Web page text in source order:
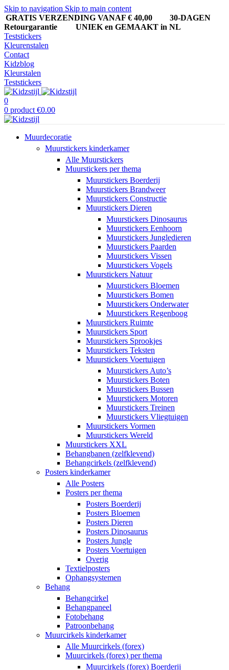
Skip to navigation Skip to main content
GRATIS VERZENDING VANAF € 40,00
30-DAGEN
Retourgarantie UNIEK en GEMAAKT in NL
Teststickers
Kleurenstalen
Contact
Kidzblog
Kleurstalen
Teststickers
0
0 product €0.00
Muurdecoratie
Muurstickers kinderkamer
Alle Muurstickers
Muurstickers per thema
Muurstickers Boerderij
Muurstickers Brandweer
Muurstickers Constructie
Muurstickers Dieren
Muurstickers Dinosaurus
Muurstickers Eenhoorn
Muurstickers Jungledieren
Muurstickers Paarden
Muurstickers Vissen
Muurstickers Vogels
Muurstickers Natuur
Muurstickers Bloemen
Muurstickers Bomen
Muurstickers Onderwater
Muurstickers Regenboog
Muurstickers Ruimte
Muurstickers Sport
Muurstickers Sprookjes
Muurstickers Teksten
Muurstickers Voertuigen
Muurstickers Auto’s
Muurstickers Boten
Muurstickers Bussen
Muurstickers Motoren
Muurstickers Treinen
Muurstickers Vliegtuigen
Muurstickers Vormen
Muurstickers Wereld
Muurstickers XXL
Behangbanen (zelfklevend)
Behangcirkels (zelfklevend)
Posters kinderkamer
Alle Posters
Posters per thema
Posters Boerderij
Posters Bloemen
Posters Dieren
Posters Dinosaurus
Posters Jungle
Posters Voertuigen
Overig
Textielposters
Ophangsystemen
Behang
Behangcirkel
Behangpaneel
Fotobehang
Patroonbehang
Muurcirkels kinderkamer
Alle Muurcirkels (forex)
Muurcirkels (forex) per thema
Muurcirkels (forex) Boerderij